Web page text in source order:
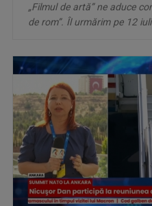
„Filmul de artă” ne aduce
de rom”. Îl urmărim pe 12